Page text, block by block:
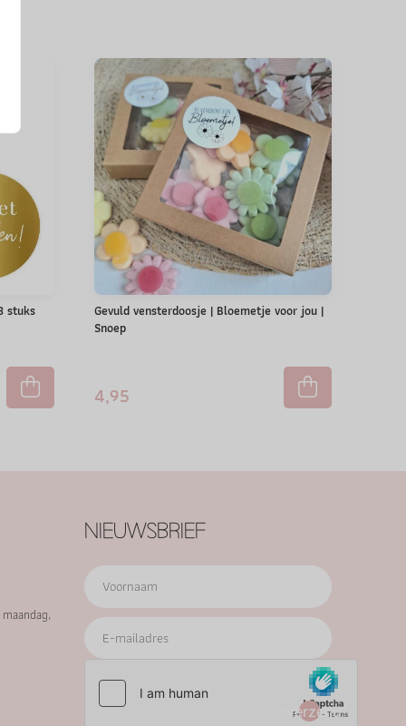
stuks
Gevuld vensterdoosje | Bloemetje voor jou |
Snoep
4,95
NIEUWSBRIEF
Verzend